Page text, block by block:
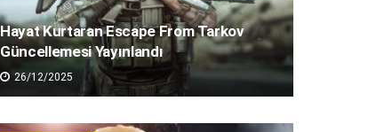
Hayat Kurtaran Escape From Tarkov
Güncellemesi Yayınlandı
26/12/2025